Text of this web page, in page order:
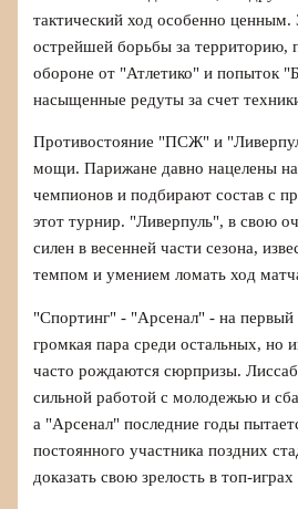
тактический ход особенно
острейшей борьбы за территорию,
обороне от "Атлетико" и попыток
насыщенные редуты за счет
Противостояние "ПСЖ" и
мощи. Парижане давно нацелены
чемпионов и подбирают состав с
этот турнир. "Ливерпуль", в свою
силен в весенней части сезона,
темпом и умением ломать ход
"Спортинг" - "Арсенал" - на первый
громкая пара среди остальных, но
часто рождаются сюрпризы.
сильной работой с молодежью и
а "Арсенал" последние годы
постоянного участника поздних
доказать свою зрелость в топ-